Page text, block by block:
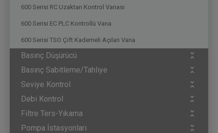
600 Serisi RC Uzaktan Kontrol Vanası
600 Serisi EC PLC Kontrollü Vana
600 Serisi TSO Çift Kademeli Açılan Vana
Basınç Düşürücü
Basınç Sabitleme/Tahliye
Seviye Kontrol
Debi Kontrol
Filtre Ters-Yıkama
Pompa İstasyonları